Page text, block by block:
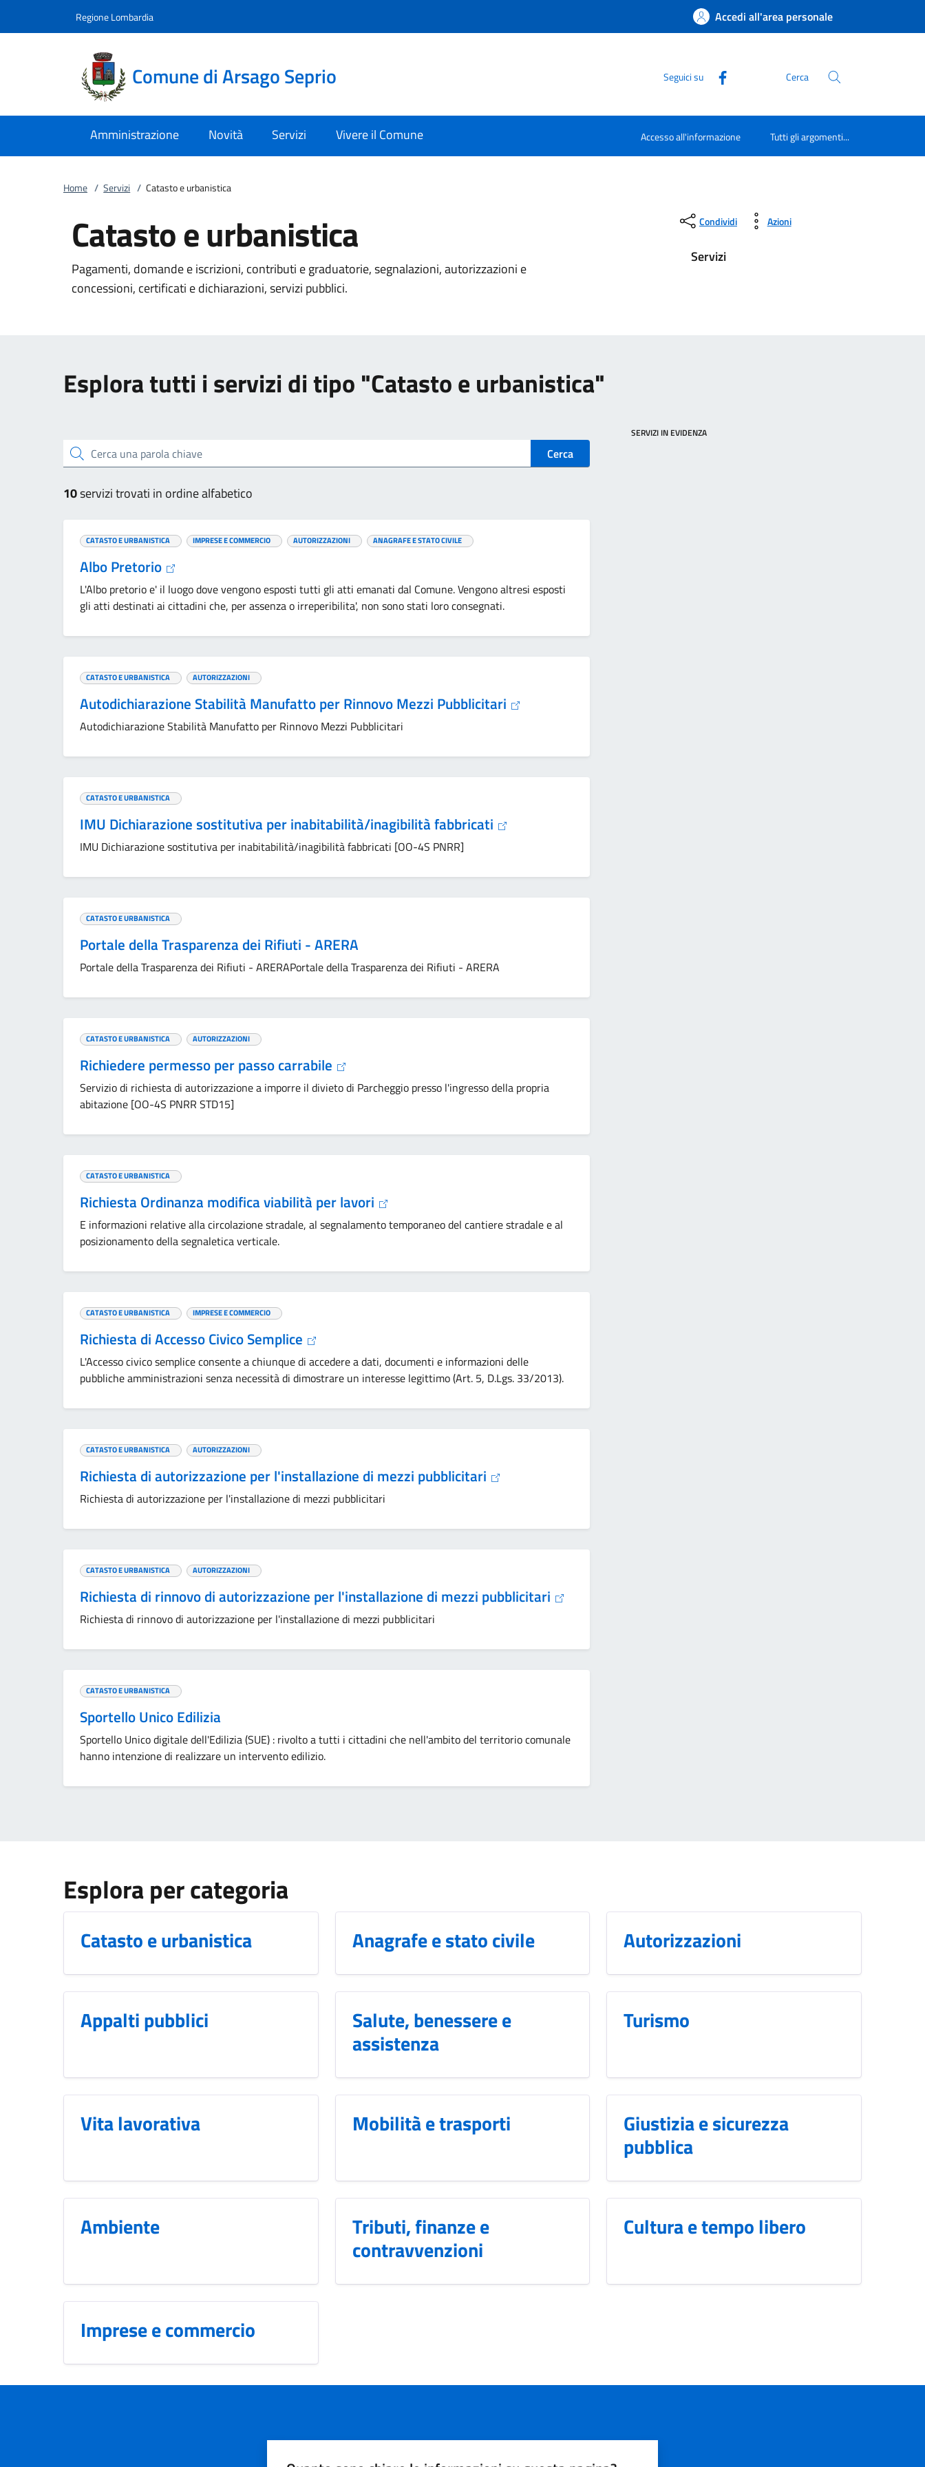
Regione Lombardia Accedi all'area personale
Comune di Arsago Seprio Seguici su Cerca
Amministrazione Novità Servizi Vivere il Comune Accesso all'informazione Tutti gli argomenti...
Home / Servizi / Catasto e urbanistica
Catasto e urbanistica
Pagamenti, domande e iscrizioni, contributi e graduatorie, segnalazioni, autorizzazioni e
concessioni, certificati e dichiarazioni, servizi pubblici.
Condividi Azioni
Servizi
Esplora tutti i servizi di tipo "Catasto e urbanistica"
Cerca una parola chiave Cerca
10servizi trovati in ordine alfabetico
CATASTO E URBANISTICA IMPRESE E COMMERCIO AUTORIZZAZIONI ANAGRAFE E STATO CIVILE
Albo Pretorio
L'Albo pretorio e' il luogo dove vengono esposti tutti gli atti emanati dal Comune. Vengono altresi esposti
gli atti destinati ai cittadini che, per assenza o irreperibilita', non sono stati loro consegnati.
CATASTO E URBANISTICA AUTORIZZAZIONI
Autodichiarazione Stabilità Manufatto per Rinnovo Mezzi Pubblicitari
Autodichiarazione Stabilità Manufatto per Rinnovo Mezzi Pubblicitari
CATASTO E URBANISTICA
IMU Dichiarazione sostitutiva per inabitabilità/inagibilità fabbricati
IMU Dichiarazione sostitutiva per inabitabilità/inagibilità fabbricati [OO-4S PNRR]
CATASTO E URBANISTICA
Portale della Trasparenza dei Rifiuti - ARERA
Portale della Trasparenza dei Rifiuti - ARERAPortale della Trasparenza dei Rifiuti - ARERA
CATASTO E URBANISTICA AUTORIZZAZIONI
Richiedere permesso per passo carrabile
Servizio di richiesta di autorizzazione a imporre il divieto di Parcheggio presso l'ingresso della propria
abitazione [OO-4S PNRR STD15]
CATASTO E URBANISTICA
Richiesta Ordinanza modifica viabilità per lavori
E informazioni relative alla circolazione stradale, al segnalamento temporaneo del cantiere stradale e al
posizionamento della segnaletica verticale.
CATASTO E URBANISTICA IMPRESE E COMMERCIO
Richiesta di Accesso Civico Semplice
L'Accesso civico semplice consente a chiunque di accedere a dati, documenti e informazioni delle
pubbliche amministrazioni senza necessità di dimostrare un interesse legittimo (Art. 5, D.Lgs. 33/2013).
CATASTO E URBANISTICA AUTORIZZAZIONI
Richiesta di autorizzazione per l'installazione di mezzi pubblicitari
Richiesta di autorizzazione per l'installazione di mezzi pubblicitari
CATASTO E URBANISTICA AUTORIZZAZIONI
Richiesta di rinnovo di autorizzazione per l'installazione di mezzi pubblicitari
Richiesta di rinnovo di autorizzazione per l'installazione di mezzi pubblicitari
CATASTO E URBANISTICA
Sportello Unico Edilizia
Sportello Unico digitale dell'Edilizia (SUE) : rivolto a tutti i cittadini che nell'ambito del territorio comunale
hanno intenzione di realizzare un intervento edilizio.
SERVIZI IN EVIDENZA
Esplora per categoria
Catasto e urbanistica Anagrafe e stato civile Autorizzazioni
Appalti pubblici Salute, benessere e
assistenza
Turismo
Vita lavorativa Mobilità e trasporti Giustizia e sicurezza
pubblica
Ambiente Tributi, finanze e
contravvenzioni
Cultura e tempo libero
Imprese e commercio